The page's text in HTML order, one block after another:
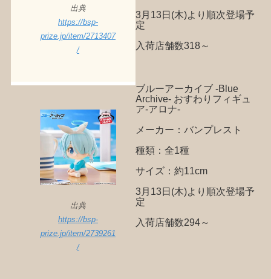
出典
https://bsp-
prize.jp/item/2713407
/
3月13日(木)より順次登場予
定
入荷店舗数318～
出典
https://bsp-
prize.jp/item/2739261
/
ブルーアーカイブ -Blue
Archive- おすわりフィギュ
ア-アロナ-
メーカー：バンプレスト
種類：全1種
サイズ：約11cm
3月13日(木)より順次登場予
定
入荷店舗数294～